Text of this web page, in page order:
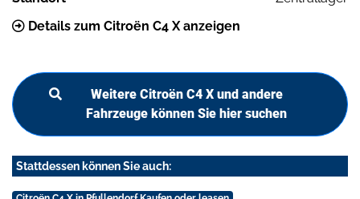
Details zum Citroën C4 X anzeigen
Weitere Citroën C4 X und andere
Fahrzeuge können Sie hier suchen
Stattdessen können Sie auch: